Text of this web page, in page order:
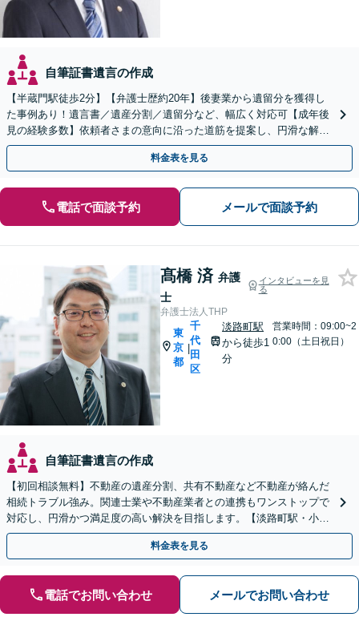
自筆証書遺言の作成
【半蔵門駅徒歩2分】【弁護士歴約20年】後妻業から遺留分を獲得し
た事例あり！遺言書／遺産分割／遺留分など、幅広く対応可【成年後
見の経験多数】依頼者さまの意向に沿った道筋を提案し、円滑な解決
に導きます【初回相談30分無料】【夜間・土日相談可】
料金表を見る
電話で面談予約 メールで面談予約
髙橋 済 弁護
士
インタビューを見
る
弁護士法人THP
東
京
都
|
千
代
田
区
淡路町駅
から徒歩1
分
営業時間：09:00~2
0:00（土日祝日）
自筆証書遺言の作成
【初回相談無料】不動産の遺産分割、共有不動産など不動産が絡んだ
相続トラブル強み。関連士業や不動産業者との連携もワンストップで
対応し、円滑かつ満足度の高い解決を目指します。【淡路町駅・小川
町1分】【夜間・休日相談OK（要予約）】
料金表を見る
電話でお問い合わせ メールでお問い合わせ